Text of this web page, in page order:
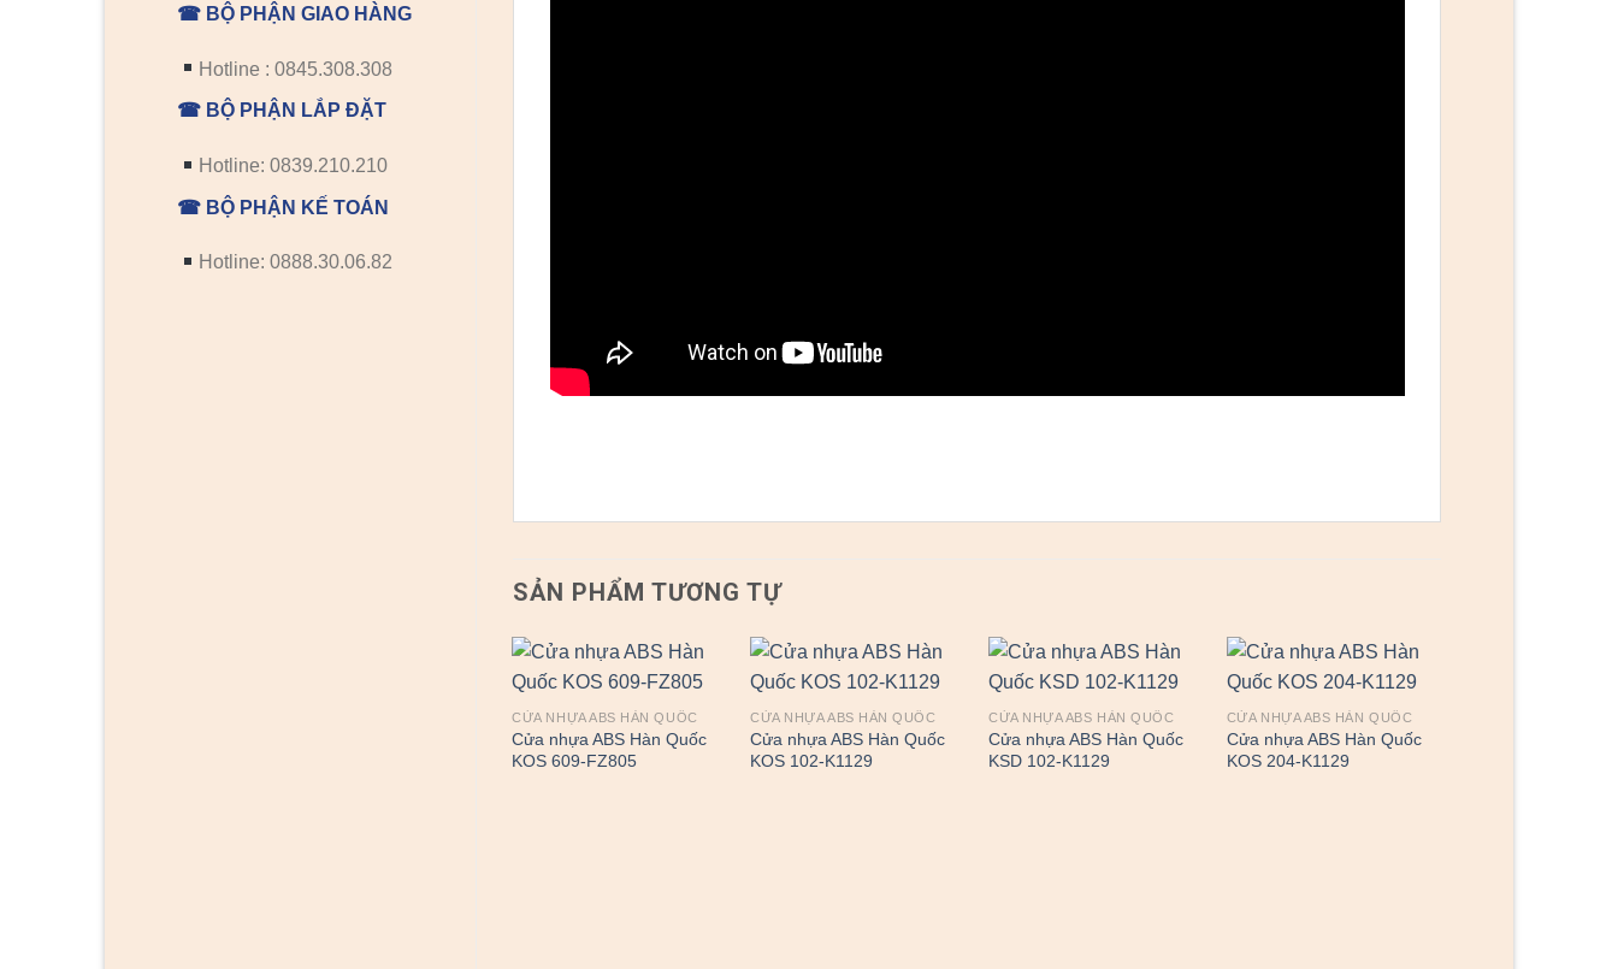
☎ BỘ PHẬN GIAO HÀNG
Hotline : 0845.308.308
☎ BỘ PHẬN LẮP ĐẶT
Hotline: 0839.210.210
☎ BỘ PHẬN KẾ TOÁN
Hotline: 0888.30.06.82
SẢN PHẨM TƯƠNG TỰ
CỬA NHỰA ABS HÀN QUỐC
Cửa nhựa ABS Hàn Quốc
KOS 609-FZ805
CỬA NHỰA ABS HÀN QUỐC
Cửa nhựa ABS Hàn Quốc
KOS 102-K1129
CỬA NHỰA ABS HÀN QUỐC
Cửa nhựa ABS Hàn Quốc
KSD 102-K1129
CỬA NHỰA ABS HÀN QUỐC
Cửa nhựa ABS Hàn Quốc
KOS 204-K1129